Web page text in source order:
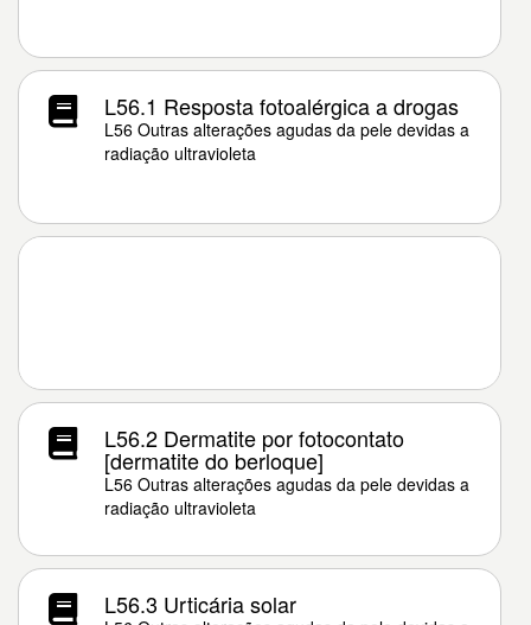
L56.1 Resposta fotoalérgica a drogas
L56 Outras alterações agudas da pele devidas a
radiação ultravioleta
L56.2 Dermatite por fotocontato
[dermatite do berloque]
L56 Outras alterações agudas da pele devidas a
radiação ultravioleta
L56.3 Urticária solar